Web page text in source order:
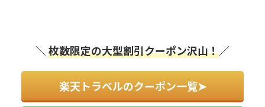
＼ 枚数限定の大型割引クーポン沢山！／
楽天トラベルのクーポン一覧➤